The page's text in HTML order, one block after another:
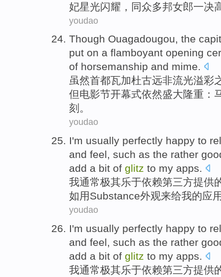
妃星光闪耀， 同众多邦女郎一决
youdao
Though Ouagadougou, the
put on a flamboyant opening
of horsemanship and mime.
虽然首都瓦加杜古远非流光溢彩
但电影节开幕式依然盛大隆重：
刻。
youdao
I'm usually perfectly happy to
and feel, such as the rather
add a bit of glitz to my apps.
我通常极其乐于依赖第三方提供
如用Substance外观来给我的应
youdao
I'm usually perfectly happy to
and feel, such as the rather
add a bit of glitz to my apps.
我通常极其乐于依赖第三方提供